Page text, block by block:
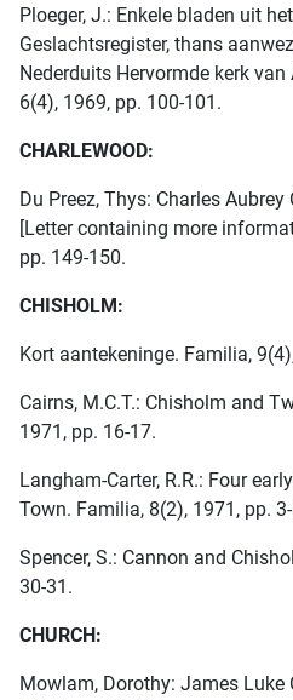
Ploeger, J.: Enkele bladen uit
Geslachtsregister, thans
Nederduits Hervormde kerk
6(4), 1969, pp. 100-101.
CHARLEWOOD:
Du Preez, Thys: Charles
[Letter containing more
pp. 149-150.
CHISHOLM:
Kort aantekeninge. Familia,
Cairns, M.C.T.: Chisholm and
1971, pp. 16-17.
Langham-Carter, R.R.: Four
Town. Familia, 8(2), 1971, pp.
Spencer, S.: Cannon and
30-31.
CHURCH:
Mowlam, Dorothy: James Luke